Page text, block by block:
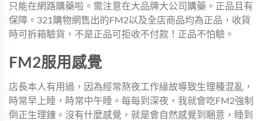
只能在網路購藥啦。需注意在大品牌大公司購藥。正品且有
保障。321購物網售出的FM2以及全店商品均為正品，收貨
時可拆箱驗貨，不是正品可拒收不付款！正品不怕驗。
FM2服用感覺
店長本人有用過，因為經常熬夜工作緣故導致生理種混亂，
時常早上睡，時常中午睡。每每到深夜，我就會吃FM2強制
倒正生理鐘。沒有什麼感覺，就是會自然感覺到睏意，睡到